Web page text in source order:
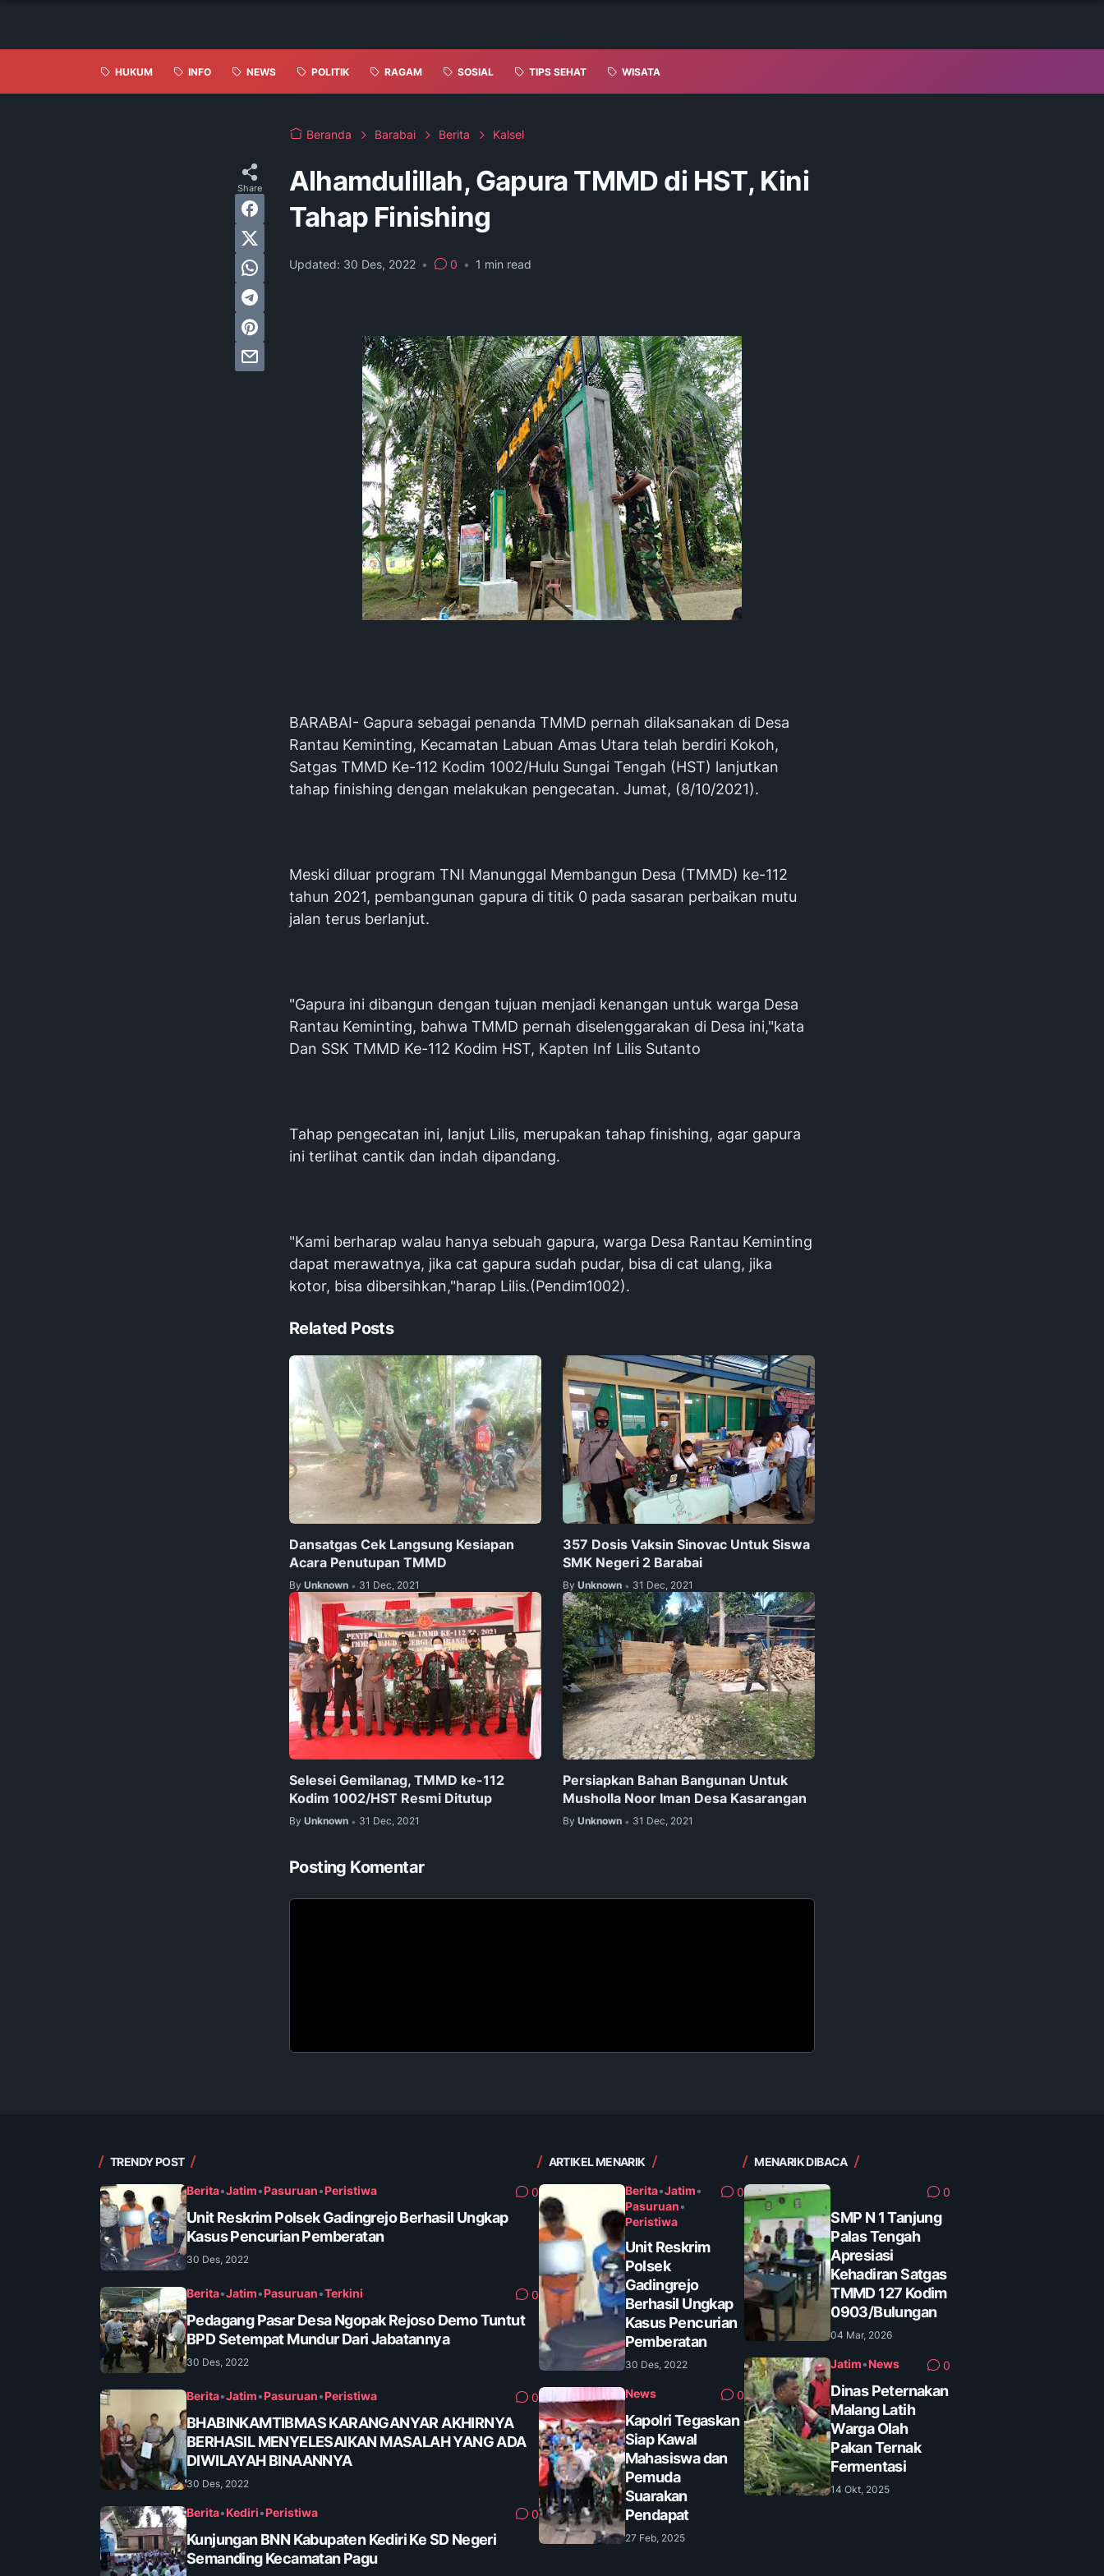
HUKUM INFO NEWS POLITIK RAGAM SOSIAL TIPS SEHAT WISATA
Beranda Barabai Berita Kalsel
Alhamdulillah, Gapura TMMD di HST, Kini
Tahap Finishing
Updated: 30 Des, 2022 • 0 • 1 min read
BARABAI- Gapura sebagai penanda TMMD pernah dilaksanakan di Desa
Rantau Keminting, Kecamatan Labuan Amas Utara telah berdiri Kokoh,
Satgas TMMD Ke-112 Kodim 1002/Hulu Sungai Tengah (HST) lanjutkan
tahap finishing dengan melakukan pengecatan. Jumat, (8/10/2021).
Meski diluar program TNI Manunggal Membangun Desa (TMMD) ke-112
tahun 2021, pembangunan gapura di titik 0 pada sasaran perbaikan mutu
jalan terus berlanjut.
"Gapura ini dibangun dengan tujuan menjadi kenangan untuk warga Desa
Rantau Keminting, bahwa TMMD pernah diselenggarakan di Desa ini,"kata
Dan SSK TMMD Ke-112 Kodim HST, Kapten Inf Lilis Sutanto
Tahap pengecatan ini, lanjut Lilis, merupakan tahap finishing, agar gapura
ini terlihat cantik dan indah dipandang.
"Kami berharap walau hanya sebuah gapura, warga Desa Rantau Keminting
dapat merawatnya, jika cat gapura sudah pudar, bisa di cat ulang, jika
kotor, bisa dibersihkan,"harap Lilis.(Pendim1002).
Related Posts
Dansatgas Cek Langsung Kesiapan
Acara Penutupan TMMD
By Unknown • 31 Dec, 2021
357 Dosis Vaksin Sinovac Untuk Siswa
SMK Negeri 2 Barabai
By Unknown • 31 Dec, 2021
Selesei Gemilanag, TMMD ke-112
Kodim 1002/HST Resmi Ditutup
By Unknown • 31 Dec, 2021
Persiapkan Bahan Bangunan Untuk
Musholla Noor Iman Desa Kasarangan
By Unknown • 31 Dec, 2021
Posting Komentar
TRENDY POST
Berita•Jatim•Pasuruan•Peristiwa 0
Unit Reskrim Polsek Gadingrejo Berhasil Ungkap
Kasus Pencurian Pemberatan
30 Des, 2022
Berita•Jatim•Pasuruan•Terkini 0
Pedagang Pasar Desa Ngopak Rejoso Demo Tuntut
BPD Setempat Mundur Dari Jabatannya
30 Des, 2022
Berita•Jatim•Pasuruan•Peristiwa 0
BHABINKAMTIBMAS KARANGANYAR AKHIRNYA
BERHASIL MENYELESAIKAN MASALAH YANG ADA
DIWILAYAH BINAANNYA
30 Des, 2022
Berita•Kediri•Peristiwa 0
Kunjungan BNN Kabupaten Kediri Ke SD Negeri
Semanding Kecamatan Pagu
ARTIKEL MENARIK
Berita•Jatim•
Pasuruan•
Peristiwa
0
Unit Reskrim
Polsek
Gadingrejo
Berhasil Ungkap
Kasus Pencurian
Pemberatan
30 Des, 2022
News 0
Kapolri Tegaskan
Siap Kawal
Mahasiswa dan
Pemuda
Suarakan
Pendapat
27 Feb, 2025
MENARIK DIBACA
0
SMP N 1 Tanjung
Palas Tengah
Apresiasi
Kehadiran Satgas
TMMD 127 Kodim
0903/Bulungan
04 Mar, 2026
Jatim•News 0
Dinas Peternakan
Malang Latih
Warga Olah
Pakan Ternak
Fermentasi
14 Okt, 2025